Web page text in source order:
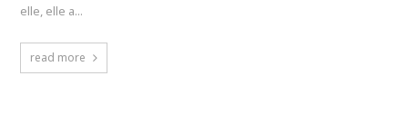
elle, elle a...
read more